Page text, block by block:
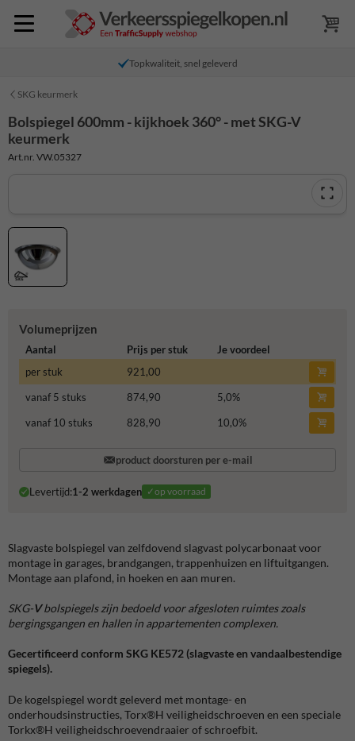
Topkwaliteit, snel geleverd
SKG keurmerk
Bolspiegel 600mm - kijkhoek 360° - met SKG-V
keurmerk
Art.nr. VW.05327
Volumeprijzen
Aantal Prijs per stuk
Je voordeel
per stuk
921,00
vanaf 5 stuks
874,90 5,0%
vanaf 10 stuks
828,90 10,0%
product doorsturen per e-mail
Levertijd:1-2 werkdagen ✓op voorraad
Slagvaste bolspiegel van zelfdovend slagvast polycarbonaat voor
montage in garages, brandgangen, trappenhuizen en liftuitgangen.
Montage aan plafond, in hoeken en aan muren.
SKG-Vbolspiegels zijn bedoeld voor afgesloten ruimtes zoals
bergingsgangen en hallen in appartementen complexen.
Gecertificeerd conform SKG KE572 (slagvaste en vandaalbestendige
spiegels).
De kogelspiegel wordt geleverd met montage- en
onderhoudsinstructies, Torx®H veiligheidschroeven en een speciale
Torkx®H veiligheidschroevendraaier of schroefbit.